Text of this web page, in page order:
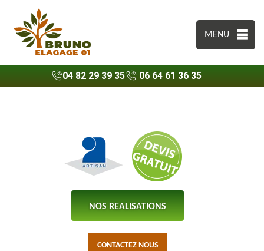
MENU
04 82 29 39 35 06 64 61 36 35
NOS REALISATIONS
CONTACTEZ NOUS